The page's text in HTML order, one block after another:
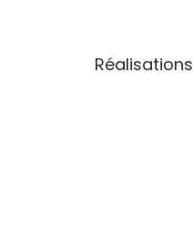
Réalisations